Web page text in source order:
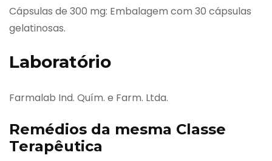
Cápsulas de 300 mg: Embalagem com 30 cápsulas
gelatinosas.
Laboratório
Farmalab Ind. Quím. e Farm. Ltda.
Remédios da mesma Classe
Terapêutica